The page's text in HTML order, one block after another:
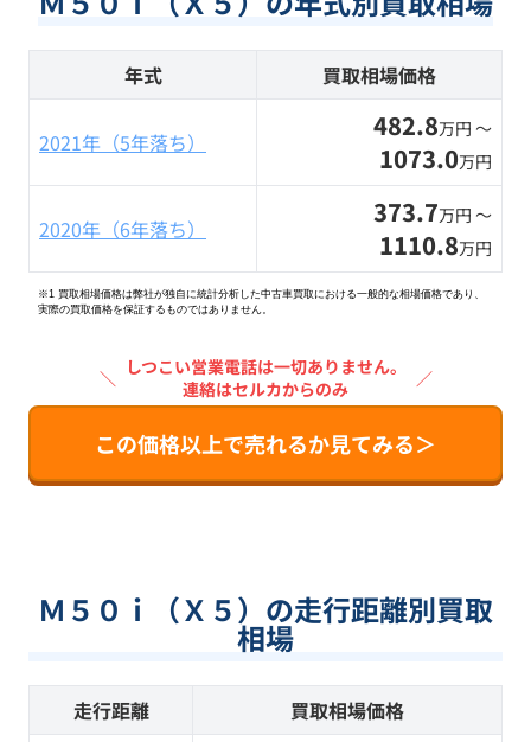
年式 買取相場価格
2021年（5年落ち） 482.8万円 〜
1073.0万円
2020年（6年落ち） 373.7万円 〜
1110.8万円
※1 買取相場価格は弊社が独自に統計分析した中古車買取における一般的な相場価格であり、
実際の買取価格を保証するものではありません。
＼ しつこい営業電話は一切ありません。
連絡はセルカからのみ
／
この価格以上で売れるか見てみる＞
Ｍ５０ｉ（Ｘ５）の走行距離別買取
相場
走行距離 買取相場価格